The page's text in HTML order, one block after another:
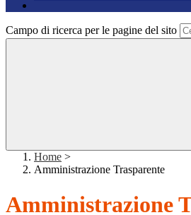
Campo di ricerca per le pagine del sito
Home >
Amministrazione Trasparente
Amministrazione